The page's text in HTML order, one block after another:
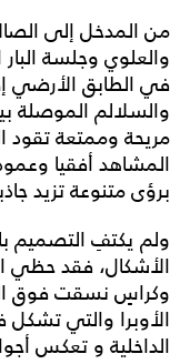
من المدخل إلى
والعلوي وجلسة
في الطابق الأرضي
والسلالم الموصلة
مريحة وممتعة تقود
المشاهد أفقيا
برؤى متنوعة تزيد
ولم يكتفِ التصميم
الأشكال، فقد حظي
وكراسٍ نسقت فوق
الأوبرا والتي تشكل
الداخلية و تعكس